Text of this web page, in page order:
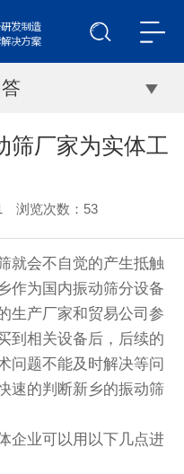
筛厂家为实体工
浏览次数： 53
就会不自觉的产生抵触
作为国内振动筛分设备
生产厂家和贸易公司参
到相关设备后，后续的
问题不能及时解决等问
速的判断新乡的振动筛
企业可以用以下几点进